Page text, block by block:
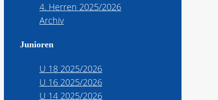
4. Herren 2025/2026
Archiv
Junioren
U 18 2025/2026
U 16 2025/2026
U 14 2025/2026